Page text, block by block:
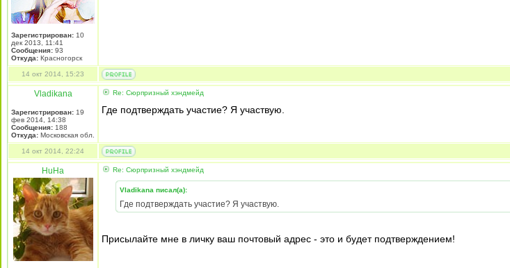
Зарегистрирован: 10
дек 2013, 11:41
Сообщения: 93
Откуда: Красногорск
14 окт 2014, 15:23
Vladikana
Зарегистрирован: 19
фев 2014, 14:38
Сообщения: 188
Откуда: Московская обл.
Re: Сюрпризный хэндмейд
Где подтверждать участие? Я участвую.
14 окт 2014, 22:24
HuHa Re: Сюрпризный хэндмейд
Vladikana писал(а):
Где подтверждать участие? Я участвую.
Присылайте мне в личку ваш почтовый адрес - это и будет подтверждением!